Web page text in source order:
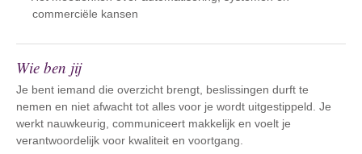
commerciële kansen
Wie ben jij
Je bent iemand die overzicht brengt, beslissingen durft te
nemen en niet afwacht tot alles voor je wordt uitgestippeld. Je
werkt nauwkeurig, communiceert makkelijk en voelt je
verantwoordelijk voor kwaliteit en voortgang.